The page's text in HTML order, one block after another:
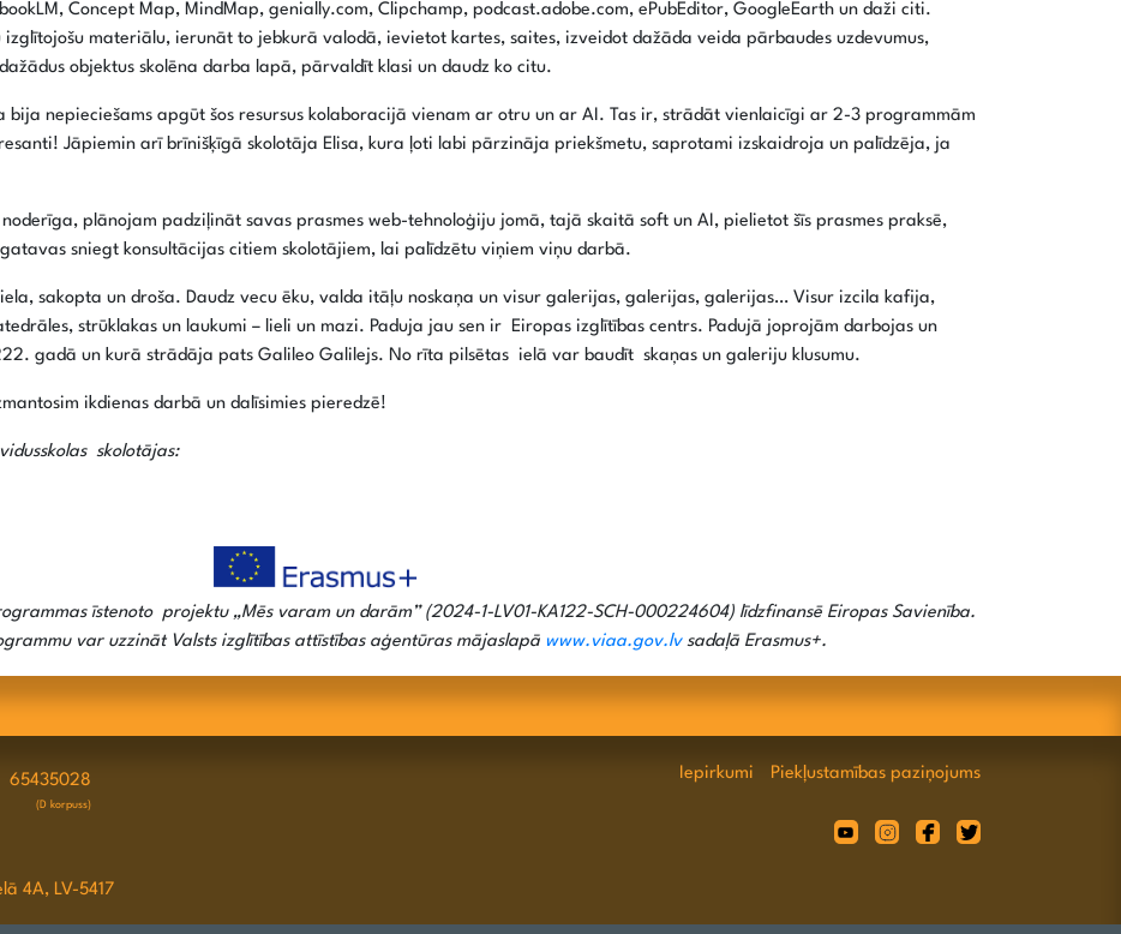
Concept Map, MindMap, genially.com, Clipchamp, podcast.adobe.com, ePubEditor, GoogleEarth un daži citi.
materiālu, ierunāt to jebkurā valodā, ievietot kartes, saites, izveidot dažāda veida pārbaudes uzdevumus,
objektus skolēna darba lapā, pārvaldīt klasi un daudz ko citu.
bija nepieciešams apgūt šos resursus kolaboracijā vienam ar otru un ar AI. Tas ir, strādāt vienlaicīgi ar 2-3 programmām
Jāpiemin arī brīnišķīgā skolotāja Elisa, kura ļoti labi pārzināja priekšmetu, saprotami izskaidroja un palīdzēja, ja
plānojam padziļināt savas prasmes web-tehnoloģiju jomā, tajā skaitā soft un AI, pielietot šīs prasmes praksē,
sniegt konsultācijas citiem skolotājiem, lai palīdzētu viņiem viņu darbā.
sakopta un droša. Daudz vecu ēku, valda itāļu noskaņa un visur galerijas, galerijas, galerijas… Visur izcila kafija,
strūklakas un laukumi – lieli un mazi. Paduja jau sen ir Eiropas izglītības centrs. Padujā joprojām darbojas un
gadā un kurā strādāja pats Galileo Galilejs. No rīta pilsētas ielā var baudīt skaņas un galeriju klusumu.
ikdienas darbā un dalīsimies pieredzē!
skolotājas:
īstenoto projektu „Mēs varam un darām” (2024-1-LV01-KA122-SCH-000224604) līdzfinansē Eiropas Savienība.
var uzzināt Valsts izglītības attīstības aģentūras mājaslapā www.viaa.gov.lvsadaļā Erasmus+.
65435028
(D korpuss)
4A, LV-5417
Iepirkumi Piekļustamības paziņojums